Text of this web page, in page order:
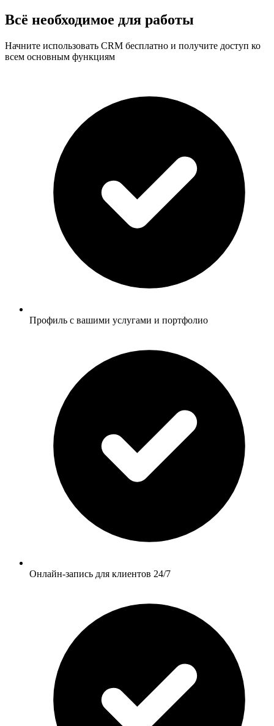
Всё необходимое для работы
Начните использовать CRM бесплатно и получите доступ ко
всем основным функциям
Профиль с вашими услугами и портфолио
Онлайн-запись для клиентов 24/7